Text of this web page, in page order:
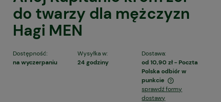
do twarzy dla mężczyzn
Hagi MEN
Dostępność:
na wyczerpaniu
Wysyłka w:
24 godziny
Dostawa:
od 10,90 zł- Poczta
Polska odbiór w
punkcie
Cena nie zawiera ewentualnych kosztów płatności
sprawdź formy
dostawy